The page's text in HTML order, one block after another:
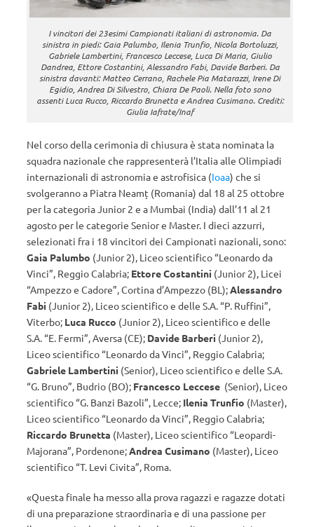
I vincitori dei 23esimi Campionati italiani di astronomia. Da
sinistra in piedi: Gaia Palumbo, Ilenia Trunfio, Nicola Bortoluzzi,
Gabriele Lambertini, Francesco Leccese, Luca Di Maria, Giulio
Dandrea, Ettore Costantini, Alessandro Fabi, Davide Barberi. Da
sinistra davanti: Matteo Cerrano, Rachele Pia Matarazzi, Irene Di
Egidio, Andrea Di Silvestro, Chiara De Paoli. Nella foto sono
assenti Luca Rucco, Riccardo Brunetta e Andrea Cusimano. Crediti:
Giulia Iafrate/Inaf
Nel corso della cerimonia di chiusura è stata nominata la
squadra nazionale che rappresenterà l’Italia alle Olimpiadi
internazionali di astronomia e astrofisica (Ioaa) che si
svolgeranno a Piatra Neamț (Romania) dal 18 al 25 ottobre
per la categoria Junior 2 e a Mumbai (India) dall’11 al 21
agosto per le categorie Senior e Master. I dieci azzurri,
selezionati fra i 18 vincitori dei Campionati nazionali, sono:
Gaia Palumbo (Junior 2), Liceo scientifico “Leonardo da
Vinci”, Reggio Calabria; EttoreCostantini (Junior 2), Licei
“Ampezzo e Cadore”, Cortina d’Ampezzo (BL);Alessandro
Fabi (Junior 2), Liceo scientifico e delle S.A. “P. Ruffini”,
Viterbo; Luca Rucco (Junior 2), Liceo scientifico e delle
S.A. “E. Fermi”, Aversa (CE); Davide Barberi (Junior 2),
Liceo scientifico “Leonardo da Vinci”, Reggio Calabria;
Gabriele Lambertini (Senior), Liceo scientifico e delle S.A.
“G. Bruno”, Budrio (BO); Francesco Leccese (Senior), Liceo
scientifico “G. Banzi Bazoli”, Lecce; Ilenia Trunfio (Master),
Liceo scientifico “Leonardo da Vinci”, Reggio Calabria;
Riccardo Brunetta (Master), Liceo scientifico “Leopardi-
Majorana”, Pordenone;Andrea Cusimano (Master), Liceo
scientifico “T. Levi Civita”, Roma.
«Questa finale ha messo alla prova ragazzi e ragazze dotati
di una preparazione straordinaria e di una passione per